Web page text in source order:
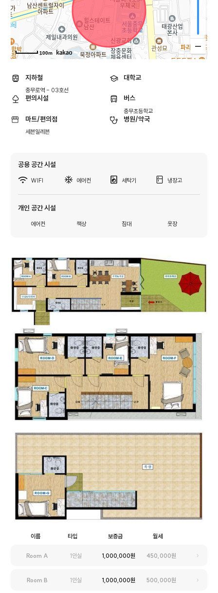
100m
지하철
충무로역 - 03호선
대학교
편의시설 버스
충무초등학교
마트/편의점
세븐일레븐
병원/약국
공용 공간 시설
WIFI 에어컨 세탁기 냉장고
개인 공간 시설
에어컨 책상 침대 옷장
이름 타입 보증금 월세
Room A 1인실 1,000,000원 450,000원
Room B 1인실 1,000,000원 500,000원